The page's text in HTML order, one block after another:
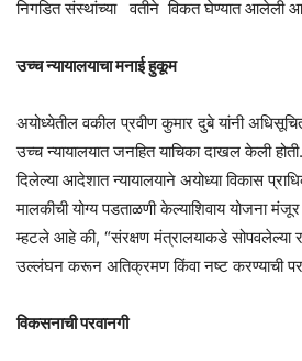
निगडित संस्थांच्या वतीने विकत घेण्यात आलेली
उच्च न्यायालयाचा मनाई हुकूम
अयोध्येतील वकील प्रवीण कुमार दुबे यांनी
उच्च न्यायालयात जनहित याचिका दाखल केली
दिलेल्या आदेशात न्यायालयाने अयोध्या विकास
मालकीची योग्य पडताळणी केल्याशिवाय योजना मंजूर
म्हटले आहे की, “संरक्षण मंत्रालयाकडे सोपवलेल्या
उल्लंघन करून अतिक्रमण किंवा नष्ट करण्याची
विकसनाची परवानगी